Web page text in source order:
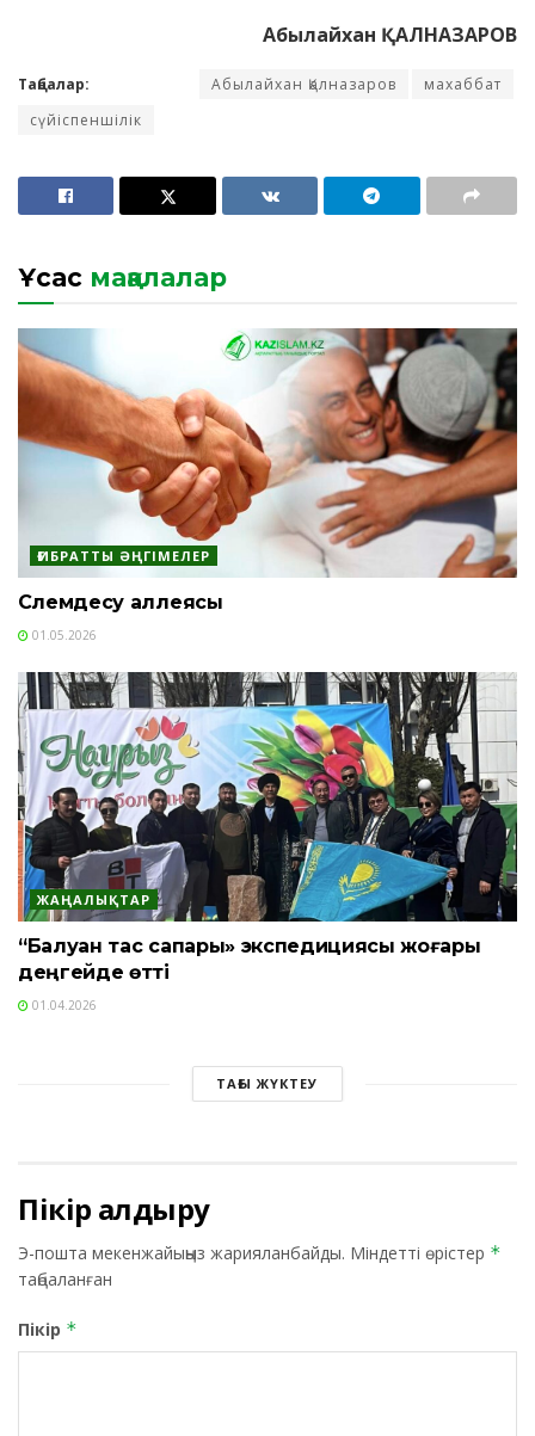
Абылайхан ҚАЛНАЗАРОВ
Таңбалар: Абылайхан Қалназаров
махаббат
сүйіспеншілік
Ұқсас мақалалар
ҒИБРАТТЫ ӘҢГІМЕЛЕР
Сәлемдесу аллеясы
01.05.2026
ЖАҢАЛЫҚТАР
“Балуан тас сапары» экспедициясы жоғары
деңгейде өтті
01.04.2026
ТАҒЫ ЖҮКТЕУ
Пікір қалдыру
Э-пошта мекенжайыңыз жарияланбайды. Міндетті өрістер *
таңбаланған
Пікір *